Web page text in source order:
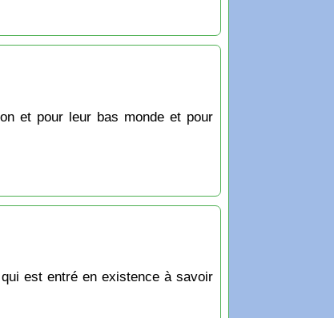
et pour leur bas monde et pour
est entré en existence à savoir